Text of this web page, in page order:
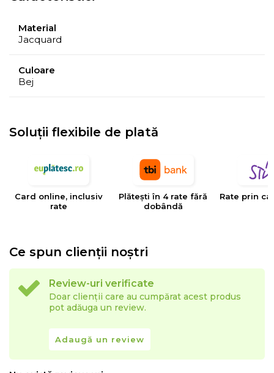
Material
Jacquard
Culoare
Bej
Soluții flexibile de plată
Card online, inclusiv
rate
Plătești în 4 rate fără
dobândă
Rate prin
Ce spun clienții noștri
Review-uri verificate
Doar clienții care au cumpărat acest produs
pot adăuga un review.
Adaugă un review